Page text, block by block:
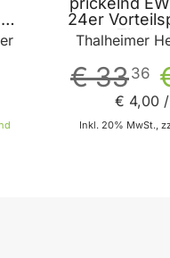
24er
Thalheimer
€ 3336
Inkl. 20% MwSt.,
€ 4,00